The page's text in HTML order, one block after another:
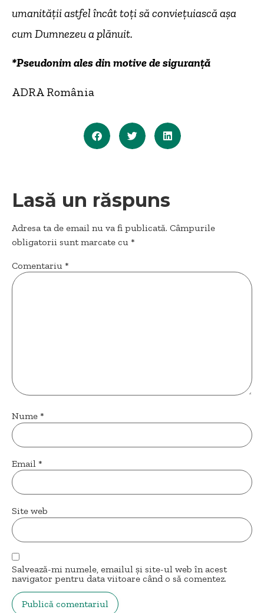
umanității astfel încât toți să conviețuiască așa
cum Dumnezeu a plănuit.
*Pseudonim ales din motive de siguranță
ADRA România
Lasă un răspuns
Adresa ta de email nu va fi publicată. Câmpurile
obligatorii sunt marcate cu *
Comentariu *
Nume *
Email *
Site web
Salvează-mi numele, emailul și site-ul web în acest
navigator pentru data viitoare când o să comentez.